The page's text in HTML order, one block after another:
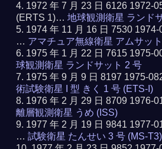
1972 年 7 月 23 日 6126 1972-
(ERTS 1)…地球観測衛星 ランド
1974 年 11 月 16 日 7530
… アマチュア無線衛星 アムサッ
1975 年 1 月 22 日 7615
球観測衛星 ランドサット 2 号
1975 年 9 月 9 日 8197 1975-
術試験衛星 I 型 きく 1 号 (ETS-I)
1976 年 2 月 29 日 8709 1976-
離層観測衛星 うめ (ISS)
1977 年 2 月 19 日 9841 1977-
…試験衛星 たんせい 3 号 (MS-T3)